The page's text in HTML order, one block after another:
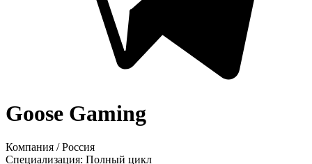
Goose Gaming
Компания /Россия
Специализация: Полный цикл